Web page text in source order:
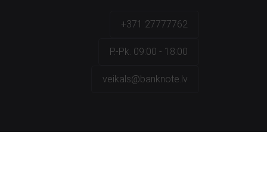
+371 27777762
P.-Pk. 09:00 - 18:00
veikals@banknote.lv